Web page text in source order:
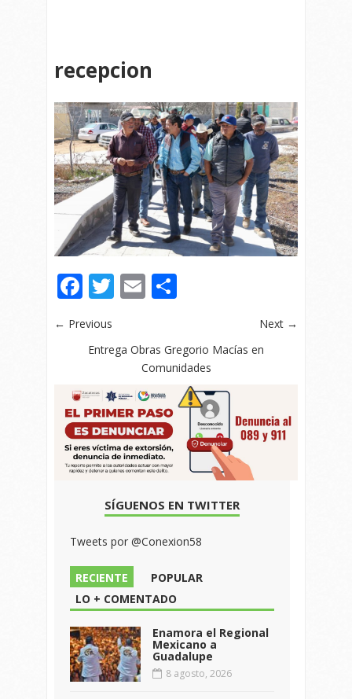
recepcion
Facebook
Twitter
Email
← Previous
Next →
Entrega Obras Gregorio Macías en
Comunidades
SÍGUENOS EN TWITTER
Tweets por @Conexion58
RECIENTE
POPULAR
LO + COMENTADO
Enamora el Regional
Mexicano a
Guadalupe
8 agosto, 2026